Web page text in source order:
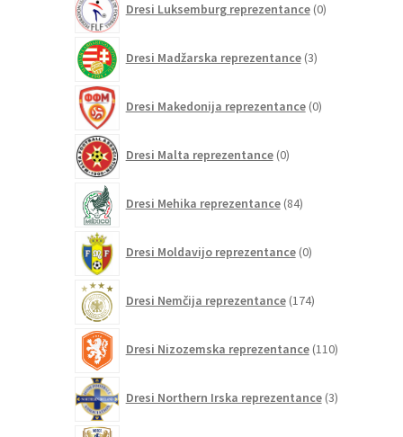
Dresi Luksemburg reprezentance 0izdelkov
Dresi Madžarska reprezentance 3izdelki
Dresi Makedonija reprezentance 0izdelkov
Dresi Malta reprezentance 0izdelkov
Dresi Mehika reprezentance 84izdelkov
Dresi Moldavijo reprezentance 0izdelkov
Dresi Nemčija reprezentance 174izdelkov
Dresi Nizozemska reprezentance 110izdelkov
Dresi Northern Irska reprezentance 3izdelki